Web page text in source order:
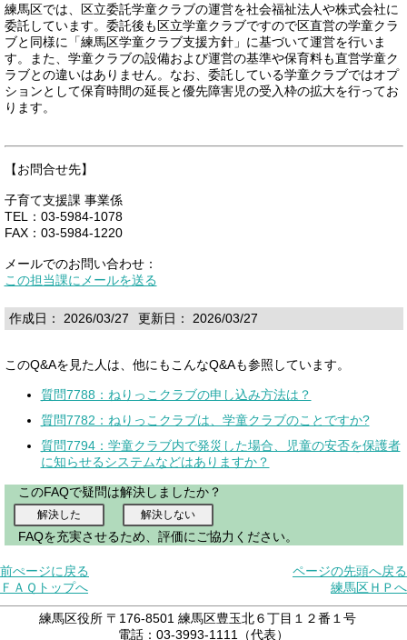
練馬区では、区立委託学童クラブの運営を社会福祉法人や株式会社に
委託しています。委託後も区立学童クラブですので区直営の学童クラ
ブと同様に「練馬区学童クラブ支援方針」に基づいて運営を行いま
す。また、学童クラブの設備および運営の基準や保育料も直営学童ク
ラブとの違いはありません。なお、委託している学童クラブではオプ
ションとして保育時間の延長と優先障害児の受入枠の拡大を行ってお
ります。
【お問合せ先】
子育て支援課 事業係
TEL：03-5984-1078
FAX：03-5984-1220
メールでのお問い合わせ：
この担当課にメールを送る
作成日： 2026/03/27 更新日： 2026/03/27
このQ&Aを見た人は、他にもこんなQ&Aも参照しています。
質問7788：ねりっこクラブの申し込み方法は？
質問7782：ねりっこクラブは、学童クラブのことですか?
質問7794：学童クラブ内で発災した場合、児童の安否を保護者
に知らせるシステムなどはありますか？
このFAQで疑問は解決しましたか？
FAQを充実させるため、評価にご協力ください。
前ぺージに戻る
ページの先頭へ戻る
ＦＡＱトップへ
練馬区ＨＰへ
練馬区役所 〒176-8501 練馬区豊玉北６丁目１２番１号
電話：03-3993-1111（代表）